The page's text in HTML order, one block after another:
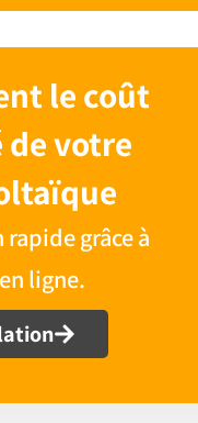
le coût
votre
grâce à
ligne.